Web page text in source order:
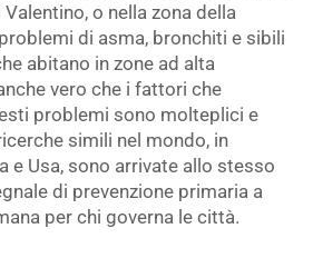
o nella zona della
di asma, bronchiti e sibili
abitano in zone ad alta
vero che i fattori che
problemi sono molteplici e
simili nel mondo, in
e Usa, sono arrivate allo stesso
di prevenzione primaria a
per chi governa le città.